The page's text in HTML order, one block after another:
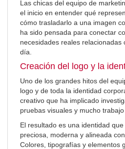
Las chicas del equipo de
el inicio en entender qué
cómo trasladarlo a una imagen
ha sido pensada para conectar
necesidades reales relacionadas
día.
Creación del logo y la
Uno de los grandes hitos del
logo y de toda la identidad
creativo que ha implicado
pruebas visuales y mucho trabajo
El resultado es una identidad
preciosa, moderna y alineada
Colores, tipografías y elementos